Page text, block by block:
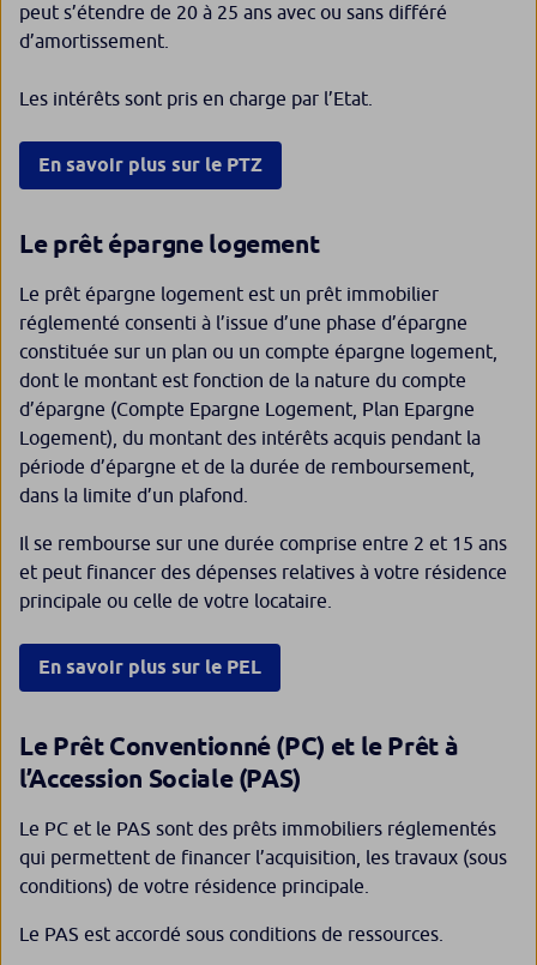
peut s’étendre de 20 à 25 ans avec ou sans différé
d’amortissement.
Les intérêts sont pris en charge par l’Etat.
En savoir plus sur le PTZ
Le prêt épargne logement
Le prêt épargne logement est un prêt immobilier
réglementé consenti à l’issue d’une phase d’épargne
constituée sur un plan ou un compte épargne logement,
dont le montant est fonction de la nature du compte
d’épargne (Compte Epargne Logement, Plan Epargne
Logement), du montant des intérêts acquis pendant la
période d’épargne et de la durée de remboursement,
dans la limite d’un plafond.
Il se rembourse sur une durée comprise entre 2 et 15 ans
et peut financer des dépenses relatives à votre résidence
principale ou celle de votre locataire.
En savoir plus sur le PEL
Le Prêt Conventionné (PC) et le Prêt à
l’Accession Sociale (PAS)
Le PC et le PAS sont des prêts immobiliers réglementés
qui permettent de financer l’acquisition, les travaux (sous
conditions) de votre résidence principale.
Le PAS est accordé sous conditions de ressources.